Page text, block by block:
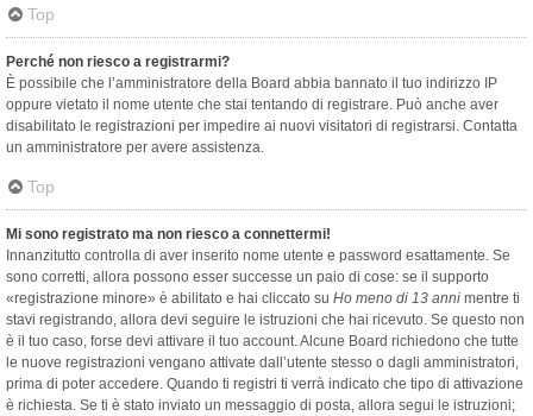
Top
Perché non riesco a registrarmi?
È possibile che l’amministratore della Board abbia bannato il tuo indirizzo IP
oppure vietato il nome utente che stai tentando di registrare. Può anche aver
disabilitato le registrazioni per impedire ai nuovi visitatori di registrarsi. Contatta
un amministratore per avere assistenza.
Top
Mi sono registrato ma non riesco a connettermi!
Innanzitutto controlla di aver inserito nome utente e password esattamente. Se
sono corretti, allora possono esser successe un paio di cose: se il supporto
«registrazione minore» è abilitato e hai cliccato su Ho meno di 13 anni mentre ti
stavi registrando, allora devi seguire le istruzioni che hai ricevuto. Se questo non
è il tuo caso, forse devi attivare il tuo account. Alcune Board richiedono che tutte
le nuove registrazioni vengano attivate dall’utente stesso o dagli amministratori,
prima di poter accedere. Quando ti registri ti verrà indicato che tipo di attivazione
è richiesta. Se ti è stato inviato un messaggio di posta, allora segui le istruzioni;